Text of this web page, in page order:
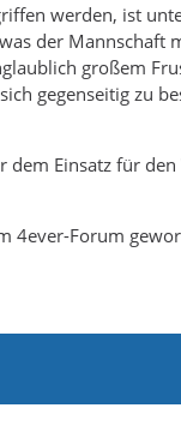
werden, ist
der Mannschaft
großem
gegenseitig zu
Einsatz für
4ever-Forum